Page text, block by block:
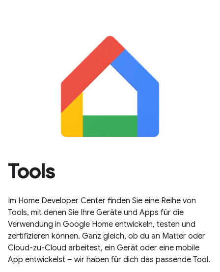
Tools
Im Home Developer Center finden Sie eine Reihe von
Tools, mit denen Sie Ihre Geräte und Apps für die
Verwendung in Google Home entwickeln, testen und
zertifizieren können. Ganz gleich, ob du an Matter oder
Cloud-zu-Cloud arbeitest, ein Gerät oder eine mobile
App entwickelst – wir haben für dich das passende Tool.